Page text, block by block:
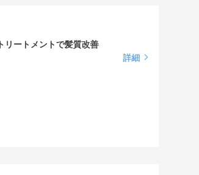
リートメントで髪質改善
詳細